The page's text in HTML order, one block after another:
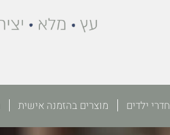
חדרי ילדים מוצרים בהזמנה אישית